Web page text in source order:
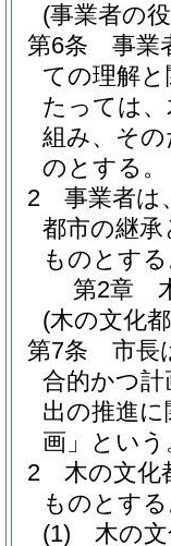
(事業者の
第6条
事業
ての理解
たっては
組み、そ
のとする。
2
事業者は
都市の継
ものとす
第2章
(木の文化
第7条
市長
合的かつ
出の推進
画」という
2
木の文化
ものとす
(1)
木の